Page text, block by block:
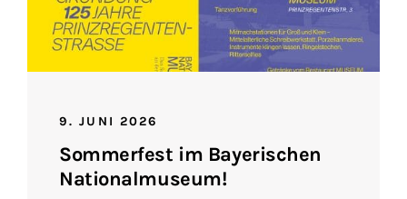
9. JUNI 2026
Sommerfest im Bayerischen
Nationalmuseum!